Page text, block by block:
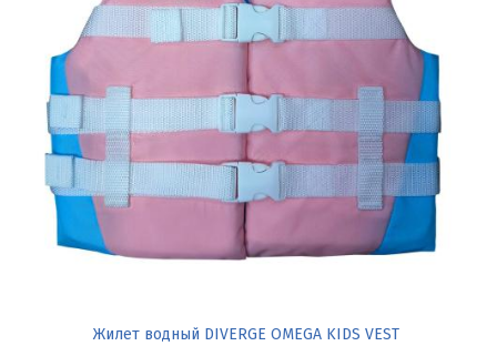
Жилет водный DIVERGE OMEGA KIDS VEST